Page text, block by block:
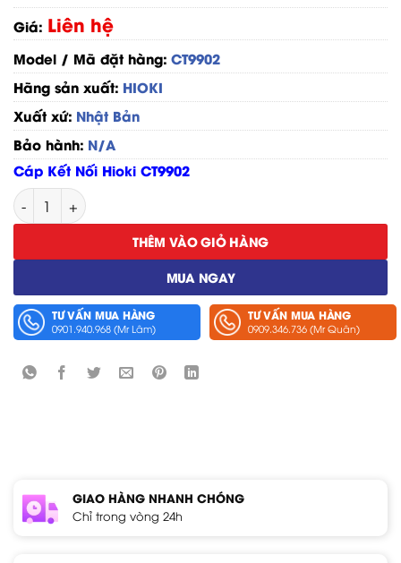
Giá: Liên hệ
Model / Mã đặt hàng: CT9902
Hãng sản xuất: HIOKI
Xuất xứ: Nhật Bản
Bảo hành: N/A
Cáp Kết Nối Hioki CT9902
Cáp Kết Nối Hioki CT9902 số lượng
THÊM VÀO GIỎ HÀNG
MUA NGAY
TƯ VẤN MUA HÀNG
0901.940.968 (Mr Lâm)
TƯ VẤN MUA HÀNG
0909.346.736 (Mr Quân)
GIAO HÀNG NHANH CHÓNG
Chỉ trong vòng 24h